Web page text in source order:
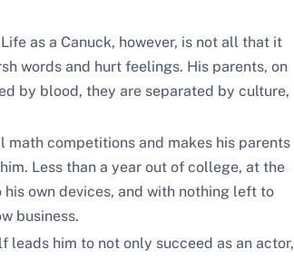
as a Canuck, however, is not all that it
words and hurt feelings. His parents, on
by blood, they are separated by culture,
math competitions and makes his parents
Less than a year out of college, at the
own devices, and with nothing left to
business.
leads him to not only succeed as an actor,